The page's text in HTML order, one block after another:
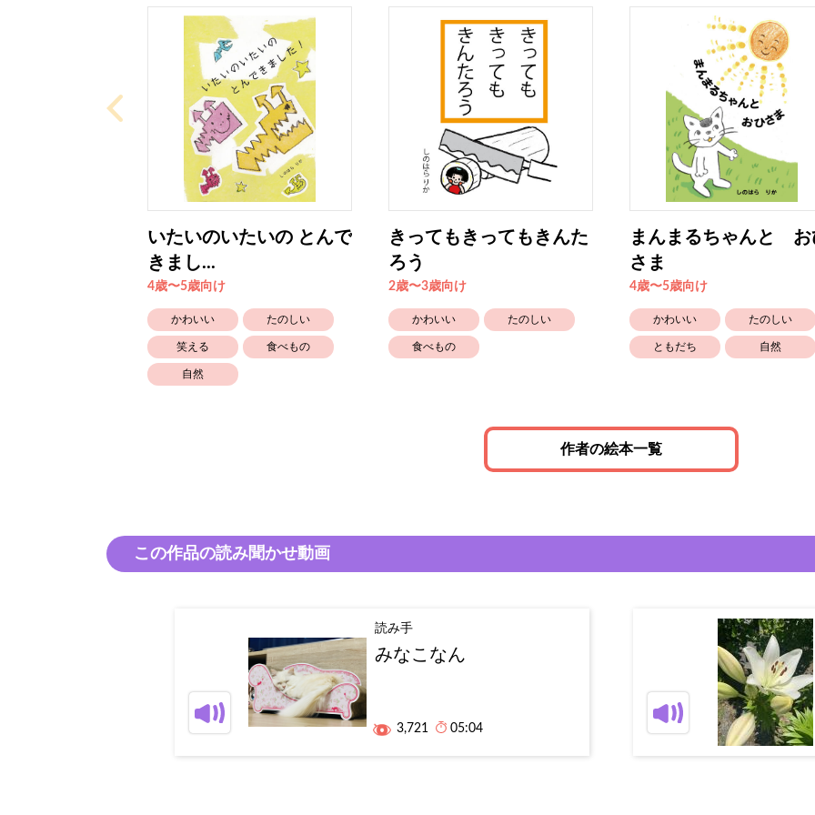
いたいのいたいの とんで
きまし...
4歳〜5歳向け
かわいい たのしい
笑える 食べもの
自然
きってもきってもきんた
ろう
2歳〜3歳向け
かわいい たのしい
食べもの
まんまるちゃんと お
さま
4歳〜5歳向け
かわいい たのしい
ともだち 自然
作者の絵本一覧
この作品の読み聞かせ動画
読み手
みなこなん
3,721 05:04